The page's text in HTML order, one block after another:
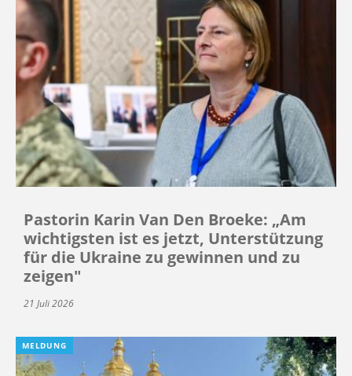
Pastorin Karin Van Den Broeke: „Am
wichtigsten ist es jetzt, Unterstützung
für die Ukraine zu gewinnen und zu
zeigen"
21 Juli 2026
MELDUNG